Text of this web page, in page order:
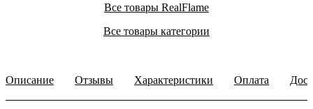
Все товары RealFlame
Все товары категории
Описание Отзывы Характеристики Оплата